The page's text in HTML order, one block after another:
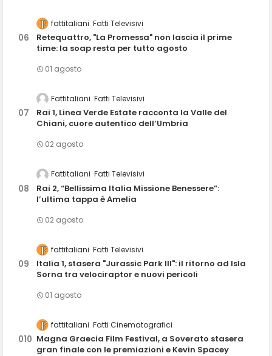
fattitaliani Fatti Televisivi
Retequattro, "La Promessa" non lascia il prime
time: la soap resta per tutto agosto
01 agosto
Fattitaliani Fatti Televisivi
Rai 1, Linea Verde Estate racconta la Valle del
Chiani, cuore autentico dell’Umbria
02 agosto
Fattitaliani Fatti Televisivi
Rai 2, “Bellissima Italia Missione Benessere”:
l’ultima tappa è Amelia
02 agosto
fattitaliani Fatti Televisivi
Italia 1, stasera "Jurassic Park III": il ritorno ad Isla
Sorna tra velociraptor e nuovi pericoli
01 agosto
fattitaliani Fatti Cinematografici
Magna Graecia Film Festival, a Soverato stasera
gran finale con le premiazioni e Kevin Spacey